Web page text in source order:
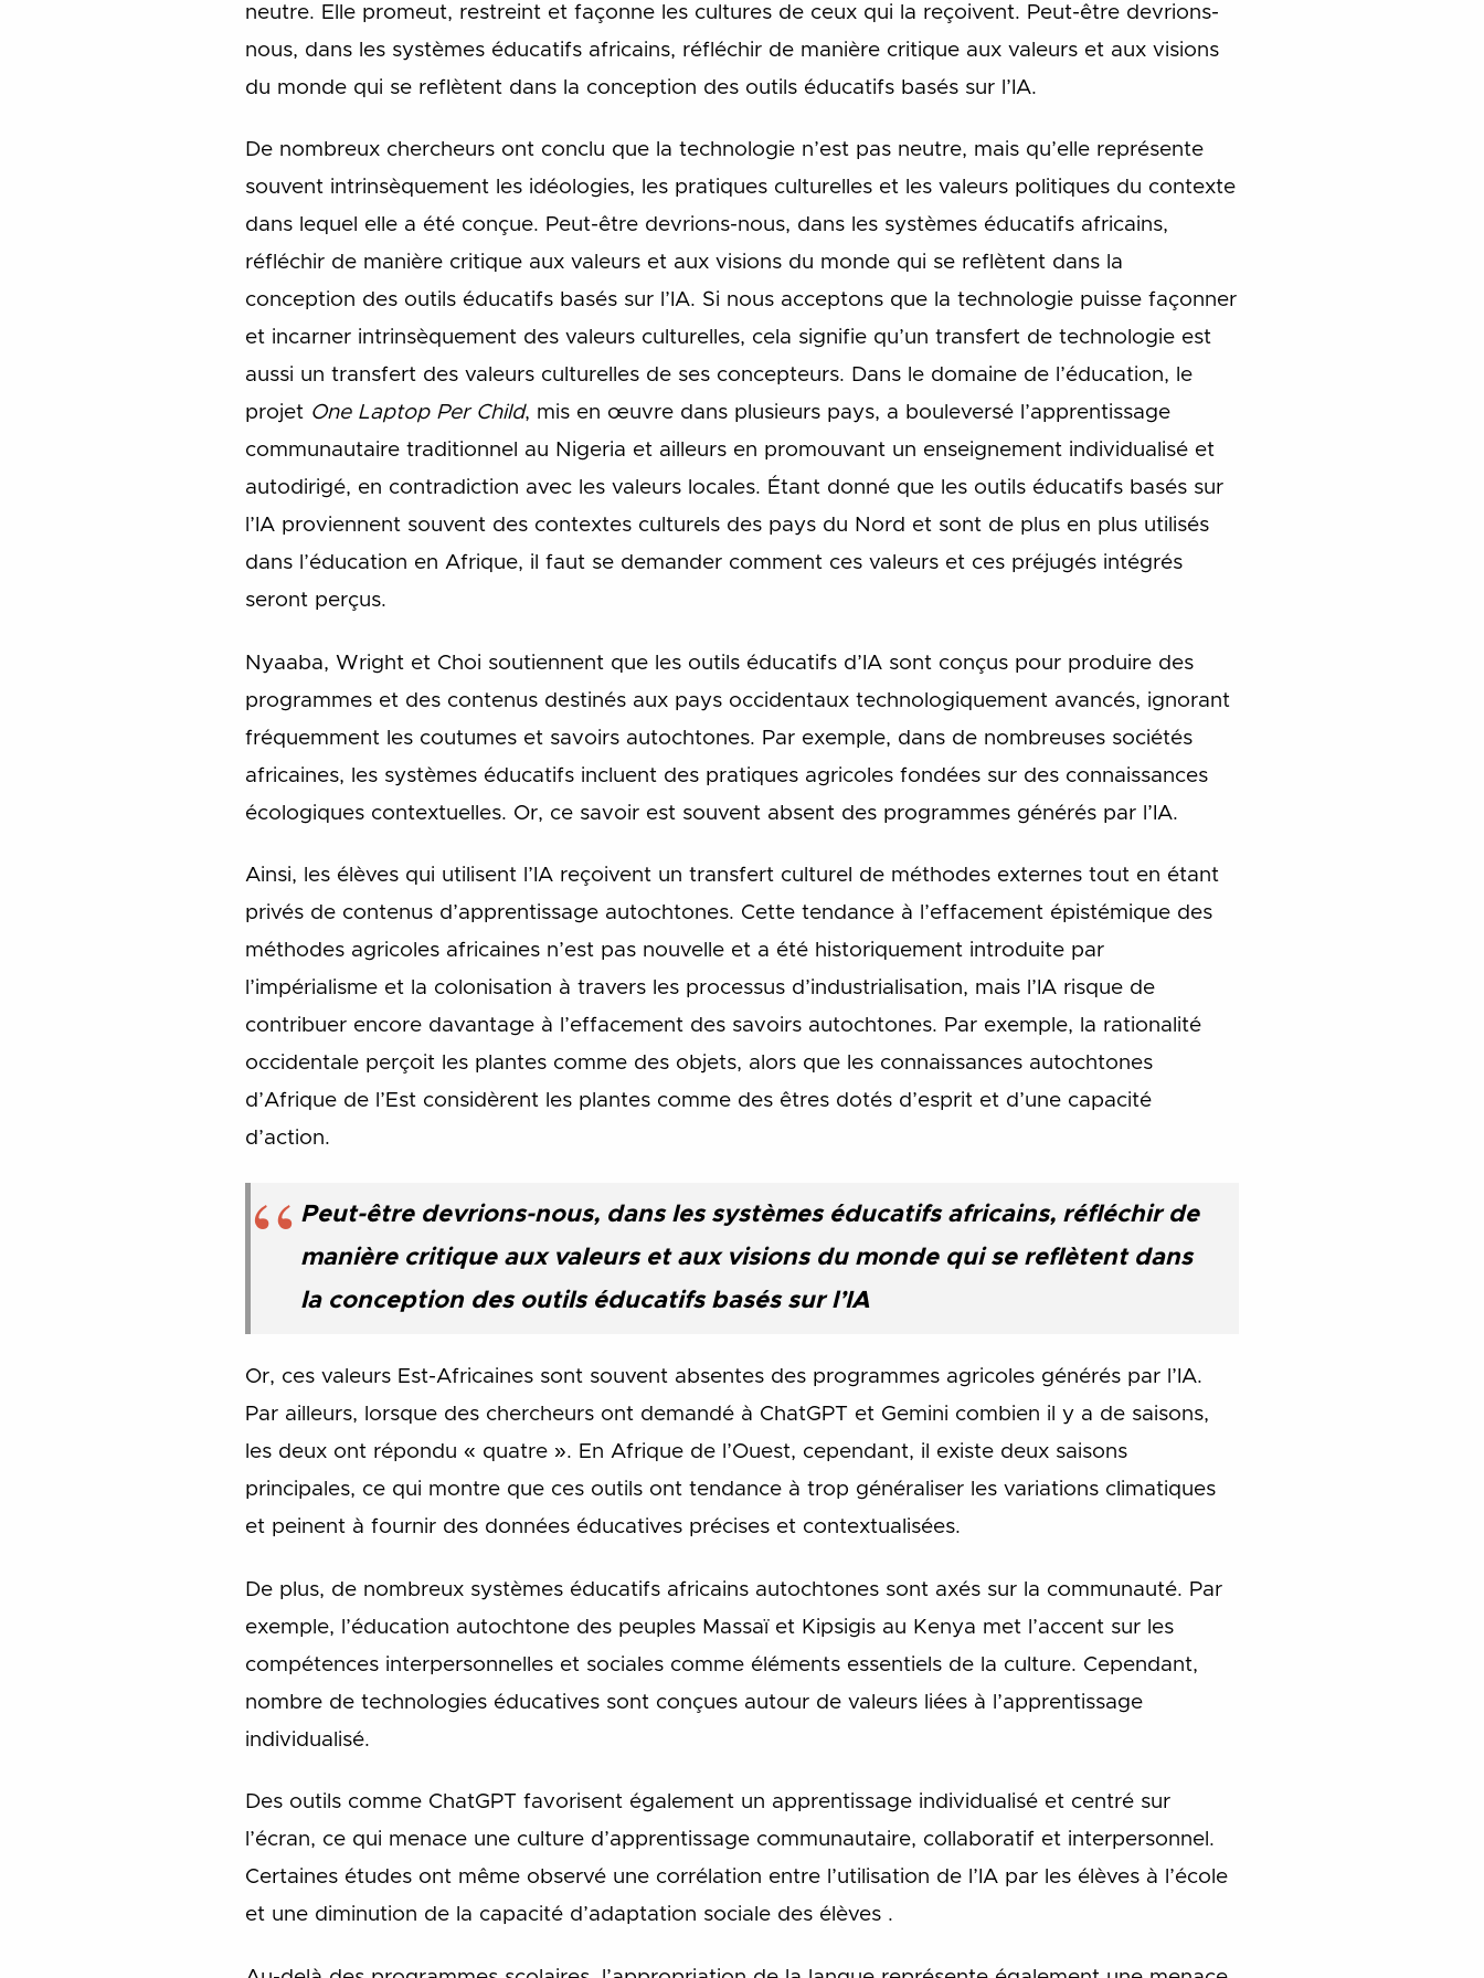
neutre. Elle promeut, restreint et façonne les cultures de ceux qui la reçoivent. Peut-être devrions-
nous, dans les systèmes éducatifs africains, réfléchir de manière critique aux valeurs et aux visions
du monde qui se reflètent dans la conception des outils éducatifs basés sur l’IA.
De nombreux chercheurs ont conclu que la technologie n’est pas neutre, mais qu’elle représente
souvent intrinsèquement les idéologies, les pratiques culturelles et les valeurs politiques du contexte
dans lequel elle a été conçue. Peut-être devrions-nous, dans les systèmes éducatifs africains,
réfléchir de manière critique aux valeurs et aux visions du monde qui se reflètent dans la
conception des outils éducatifs basés sur l’IA. Si nous acceptons que la technologie puisse façonner
et incarner intrinsèquement des valeurs culturelles, cela signifie qu’un transfert de technologie est
aussi un transfert des valeurs culturelles de ses concepteurs. Dans le domaine de l’éducation, le
projet One Laptop Per Child, mis en œuvre dans plusieurs pays, a bouleversé l’apprentissage
communautaire traditionnel au Nigeria et ailleurs en promouvant un enseignement individualisé et
autodirigé, en contradiction avec les valeurs locales. Étant donné que les outils éducatifs basés sur
l’IA proviennent souvent des contextes culturels des pays du Nord et sont de plus en plus utilisés
dans l’éducation en Afrique, il faut se demander comment ces valeurs et ces préjugés intégrés
seront perçus.
Nyaaba, Wright et Choi soutiennent que les outils éducatifs d’IA sont conçus pour produire des
programmes et des contenus destinés aux pays occidentaux technologiquement avancés, ignorant
fréquemment les coutumes et savoirs autochtones. Par exemple, dans de nombreuses sociétés
africaines, les systèmes éducatifs incluent des pratiques agricoles fondées sur des connaissances
écologiques contextuelles. Or, ce savoir est souvent absent des programmes générés par l’IA.
Ainsi, les élèves qui utilisent l’IA reçoivent un transfert culturel de méthodes externes tout en étant
privés de contenus d’apprentissage autochtones. Cette tendance à l’effacement épistémique des
méthodes agricoles africaines n’est pas nouvelle et a été historiquement introduite par
l’impérialisme et la colonisation à travers les processus d’industrialisation, mais l’IA risque de
contribuer encore davantage à l’effacement des savoirs autochtones. Par exemple, la rationalité
occidentale perçoit les plantes comme des objets, alors que les connaissances autochtones
d’Afrique de l’Est considèrent les plantes comme des êtres dotés d’esprit et d’une capacité
d’action.
Peut-être devrions-nous, dans les systèmes éducatifs africains, réfléchir de
manière critique aux valeurs et aux visions du monde qui se reflètent dans
la conception des outils éducatifs basés sur l’IA
Or, ces valeurs Est-Africaines sont souvent absentes des programmes agricoles générés par l’IA.
Par ailleurs, lorsque des chercheurs ont demandé à ChatGPT et Gemini combien il y a de saisons,
les deux ont répondu « quatre ». En Afrique de l’Ouest, cependant, il existe deux saisons
principales, ce qui montre que ces outils ont tendance à trop généraliser les variations climatiques
et peinent à fournir des données éducatives précises et contextualisées.
De plus, de nombreux systèmes éducatifs africains autochtones sont axés sur la communauté. Par
exemple, l’éducation autochtone des peuples Massaï et Kipsigis au Kenya met l’accent sur les
compétences interpersonnelles et sociales comme éléments essentiels de la culture. Cependant,
nombre de technologies éducatives sont conçues autour de valeurs liées à l’apprentissage
individualisé.
Des outils comme ChatGPT favorisent également un apprentissage individualisé et centré sur
l’écran, ce qui menace une culture d’apprentissage communautaire, collaboratif et interpersonnel.
Certaines études ont même observé une corrélation entre l’utilisation de l’IA par les élèves à l’école
et une diminution de la capacité d’adaptation sociale des élèves .